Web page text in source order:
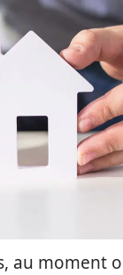
au moment